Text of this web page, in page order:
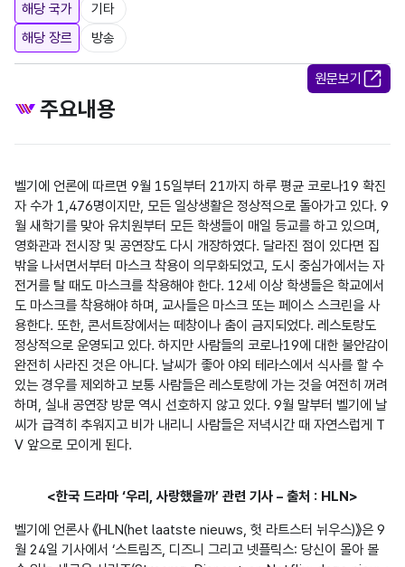
해당 국가
기타
해당 장르
방송
원문보기
주요내용
벨기에 언론에 따르면 9월 15일부터 21까지 하루 평균 코로나19 확진
자 수가 1,476명이지만, 모든 일상생활은 정상적으로 돌아가고 있다. 9
월 새학기를 맞아 유치원부터 모든 학생들이 매일 등교를 하고 있으며,
영화관과 전시장 및 공연장도 다시 개장하였다. 달라진 점이 있다면 집
밖을 나서면서부터 마스크 착용이 의무화되었고, 도시 중심가에서는 자
전거를 탈 때도 마스크를 착용해야 한다. 12세 이상 학생들은 학교에서
도 마스크를 착용해야 하며, 교사들은 마스크 또는 페이스 스크린을 사
용한다. 또한, 콘서트장에서는 떼창이나 춤이 금지되었다. 레스토랑도
정상적으로 운영되고 있다. 하지만 사람들의 코로나19에 대한 불안감이
완전히 사라진 것은 아니다. 날씨가 좋아 야외 테라스에서 식사를 할 수
있는 경우를 제외하고 보통 사람들은 레스토랑에 가는 것을 여전히 꺼려
하며, 실내 공연장 방문 역시 선호하지 않고 있다. 9월 말부터 벨기에 날
씨가 급격히 추워지고 비가 내리니 사람들은 저녁시간 때 자연스럽게 T
V 앞으로 모이게 된다.
<한국 드라마 ‘우리, 사랑했을까’ 관련 기사 – 출처 : HLN>
벨기에 언론사 《HLN(het laatste nieuws, 헛 라트스터 뉘우스)》은 9
월 24일 기사에서 ‘스트림즈, 디즈니 그리고 넷플릭스: 당신이 몰아 볼